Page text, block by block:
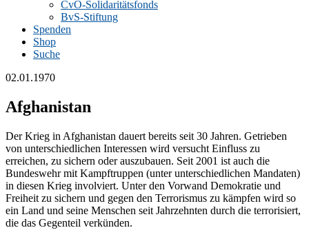
CvO-Solidaritätsfonds
BvS-Stiftung
Spenden
Shop
Suche
02.01.1970
Afghanistan
Der Krieg in Afghanistan dauert bereits seit 30 Jahren. Getrieben
von unterschiedlichen Interessen wird versucht Einfluss zu
erreichen, zu sichern oder auszubauen. Seit 2001 ist auch die
Bundeswehr mit Kampftruppen (unter unterschiedlichen Mandaten)
in diesen Krieg involviert. Unter den Vorwand Demokratie und
Freiheit zu sichern und gegen den Terrorismus zu kämpfen wird so
ein Land und seine Menschen seit Jahrzehnten durch die terrorisiert,
die das Gegenteil verkünden.